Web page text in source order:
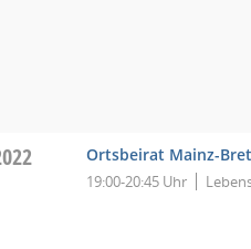
Ortsbeirat Mainz-
19:00-20:45 Uhr